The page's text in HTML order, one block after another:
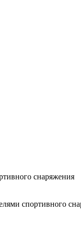
снаряжения
спортивного